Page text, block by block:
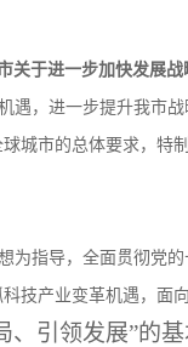
关于进一步加快发展
遇， 进一步提升我市
城市的总体要求，特
为指导，全面贯彻党
技产业变革机遇，面
、引领发展”的